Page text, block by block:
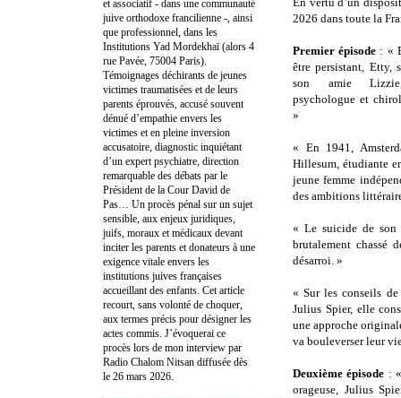
2026 dans toute la
Premier épisode : «
être persistant, Etty,
son amie
psychologue et
»
« En 1941,
Hillesum, étudiante
jeune femme
des ambitions
« Le suicide de son
brutalement chassé
désarroi. »
« Sur les conseils
Julius Spier, elle
une approche
va bouleverser leur
Deuxième épisode :
orageuse, Julius
et associatif - dans une communauté
juive orthodoxe francilienne -, ainsi
que professionnel, dans les
Institutions Yad Mordekhaï (alors 4
rue Pavée, 75004 Paris).
Témoignages déchirants de jeunes
victimes traumatisées et de leurs
parents éprouvés, accusé souvent
dénué d’empathie envers les
victimes et en pleine inversion
accusatoire, diagnostic inquiétant
d’un expert psychiatre, direction
remarquable des débats par le
Président de la Cour David de
Pas… Un procès pénal sur un sujet
sensible, aux enjeux juridiques,
juifs, moraux et médicaux devant
inciter les parents et donateurs à une
exigence vitale envers les
institutions juives françaises
accueillant des enfants. Cet article
recourt, sans volonté de choquer,
aux termes précis pour désigner les
actes commis. J’évoquerai ce
procès lors de mon interview par
Radio Chalom Nitsan diffusée dès
le 26 mars 2026.